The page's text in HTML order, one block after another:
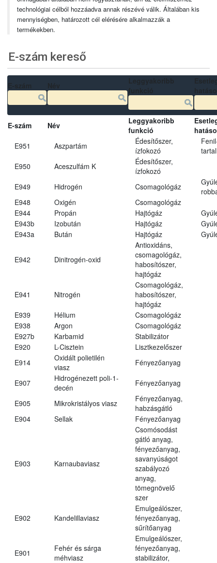
technológiai célból hozzáadva annak részévé válik. Általában kis
mennyiségben, határozott cél elérésére alkalmazzák a
termékekben.
E-szám kereső
E-szám Név
Leggyakoribb
funkció
E951
Aszpartám
Édesítőszer,
ízfokozó
E950
Aceszulfám K
Édesítőszer,
ízfokozó
E949
Hidrogén Csomagológáz
E948
Oxigén
Csomagológáz
E944
Propán Hajtógáz
E943b
Izobután Hajtógáz
E943a
Bután Hajtógáz
E942 Dinitrogén-oxid
Antioxidáns,
csomagológáz,
habosítószer,
hajtógáz
E941 Nitrogén
Csomagológáz,
habosítószer,
hajtógáz
E939
Hélium
Csomagológáz
E938
Argon
Csomagológáz
E927b
Karbamid
Stabilizátor
E920
L-Cisztein
Lisztkezelőszer
E914
Oxidált polietilén
viasz
Fényezőanyag
E907
Hidrogénezett poli-1-
decén
Fényezőanyag
E905 Mikrokristályos viasz
Fényezőanyag,
habzásgátló
E904
Sellak Fényezőanyag
E903 Karnaubaviasz
Csomósodást
gátló anyag,
fényezőanyag,
savanyúságot
szabályozó
anyag,
tömegnövelő
szer
E902 Kandelillaviasz
Emulgeálószer,
fényezőanyag,
sűrítőanyag
E901
Fehér és sárga
méhviasz
Emulgeálószer,
fényezőanyag,
stabilizátor,